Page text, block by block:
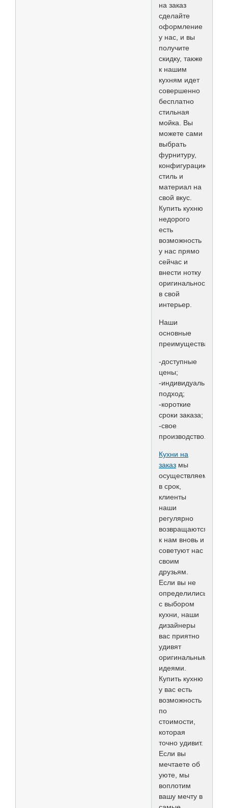
на заказ
сделайте
оформление
у нас, и вы
получите
скидку, также
к нашим
кухням идет
совершенно
бесплатно
стильная
мойка. Вы
можете сами
выбрать
фурнитуру,
конфигурацию,
стиль и
материал на
свой вкус.
Купить кухню
недорого
есть
возможность
у нас прямо
сейчас и
внести нотку
оригинальности
в свой
интерьер.
Наши
основные
преимущества:
-доступные
цены;
-индивидуальный
подход;
-короткие
сроки заказа;
-свое
производство.
Кухни на
заказ мы
осуществляем
в срок,
клиенты
наши
регулярно
возвращаются
к нам вновь и
советуют нас
своим
друзьям.
Если вы не
определились
с выбором
кухни, наши
дизайнеры
вас приятно
удивят
оригинальными
идеями.
Купить кухню
у вас есть
возможность
по
стоимости,
которая
точно удивит.
Если вы
мечтаете об
уюте, мы
воплотим
вашу мечту в